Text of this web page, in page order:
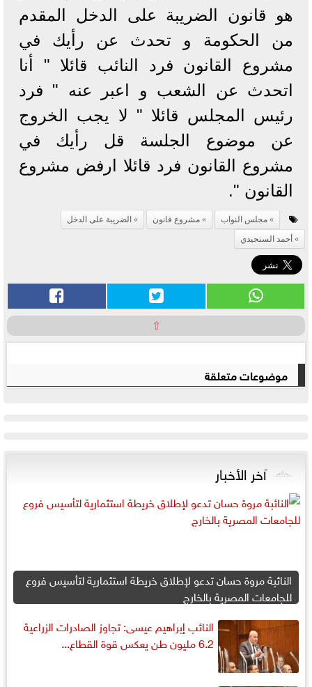
هو قانون الضريبة على الدخل المقدم
من الحكومة و تحدث عن رأيك في
مشروع القانون فرد النائب قائلا " أنا
اتحدث عن الشعب و اعبر عنه " فرد
رئيس المجلس قائلا " لا يجب الخروج
عن موضوع الجلسة قل رأيك في
مشروع القانون فرد قائلا ارفض مشروع
القانون ".
مجلس النواب مشروع قانون
الضريبة على الدخل
أحمد السنجيدي
⇧
موضوعات متعلقة
آخر الأخبار
النائبة مروة حسان تدعو لإطلاق خريطة استثمارية لتأسيس فروع
للجامعات المصرية بالخارج
النائب إبراهيم عيسى: تجاوز الصادرات الزراعية
6.2 مليون طن يعكس قوة القطاع...